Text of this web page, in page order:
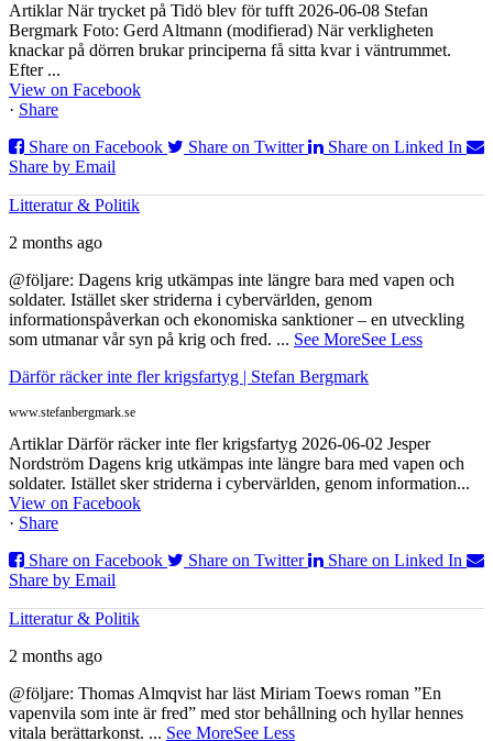
Artiklar När trycket på Tidö blev för tufft 2026-06-08 Stefan
Bergmark Foto: Gerd Altmann (modifierad) När verkligheten
knackar på dörren brukar principerna få sitta kvar i väntrummet.
Efter ...
View on Facebook
· Share
Share on Facebook
Share on Twitter
Share on Linked In
Share by Email
Litteratur & Politik
2 months ago
@följare: Dagens krig utkämpas inte längre bara med vapen och
soldater. Istället sker striderna i cybervärlden, genom
informationspåverkan och ekonomiska sanktioner – en utveckling
som utmanar vår syn på krig och fred. ... See MoreSee Less
Därför räcker inte fler krigsfartyg | Stefan Bergmark
www.stefanbergmark.se
Artiklar Därför räcker inte fler krigsfartyg 2026-06-02 Jesper
Nordström Dagens krig utkämpas inte längre bara med vapen och
soldater. Istället sker striderna i cybervärlden, genom information...
View on Facebook
· Share
Share on Facebook
Share on Twitter
Share on Linked In
Share by Email
Litteratur & Politik
2 months ago
@följare: Thomas Almqvist har läst Miriam Toews roman ”En
vapenvila som inte är fred” med stor behållning och hyllar hennes
vitala berättarkonst. ... See MoreSee Less